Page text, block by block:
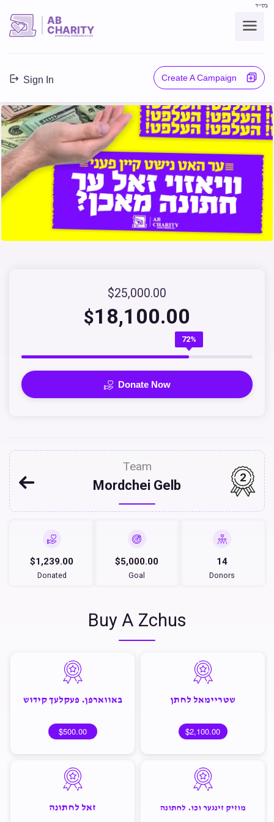
בס"ד
AB
CHARITY
powerd by ahblicklive.com
Sign In Create A Campaign
$25,000.00
$18,100.00
72%
Donate Now
Team
Mordchei Gelb
2
$1,239.00
Donated
$5,000.00
Goal
14
Donors
Buy A Zchus
שטריימאל לחתן
$2,100.00
באווארפן. פעקלעך קידוש
$500.00
מוזיק זינגער וכו. לחתונה זאל לחתונה